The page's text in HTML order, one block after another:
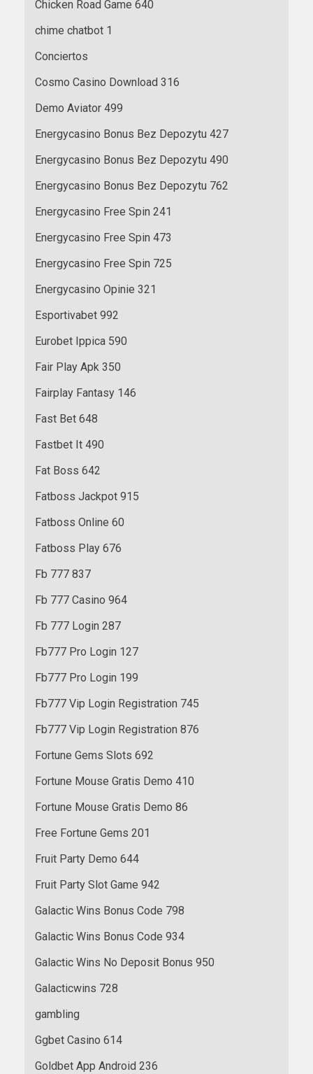
Chicken Road Game 640
chime chatbot 1
Conciertos
Cosmo Casino Download 316
Demo Aviator 499
Energycasino Bonus Bez Depozytu 427
Energycasino Bonus Bez Depozytu 490
Energycasino Bonus Bez Depozytu 762
Energycasino Free Spin 241
Energycasino Free Spin 473
Energycasino Free Spin 725
Energycasino Opinie 321
Esportivabet 992
Eurobet Ippica 590
Fair Play Apk 350
Fairplay Fantasy 146
Fast Bet 648
Fastbet It 490
Fat Boss 642
Fatboss Jackpot 915
Fatboss Online 60
Fatboss Play 676
Fb 777 837
Fb 777 Casino 964
Fb 777 Login 287
Fb777 Pro Login 127
Fb777 Pro Login 199
Fb777 Vip Login Registration 745
Fb777 Vip Login Registration 876
Fortune Gems Slots 692
Fortune Mouse Gratis Demo 410
Fortune Mouse Gratis Demo 86
Free Fortune Gems 201
Fruit Party Demo 644
Fruit Party Slot Game 942
Galactic Wins Bonus Code 798
Galactic Wins Bonus Code 934
Galactic Wins No Deposit Bonus 950
Galacticwins 728
gambling
Ggbet Casino 614
Goldbet App Android 236